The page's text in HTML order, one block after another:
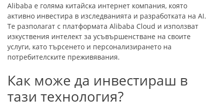
Alibaba е голяма китайска интернет компания, която
активно инвестира в изследванията и разработката на AI.
Те разполагат с платформата Alibaba Cloud и използват
изкуствения интелект за усъвършенстване на своите
услуги, като търсенето и персонализирането на
потребителските преживявания.
Как може да инвестираш в
тази технология?